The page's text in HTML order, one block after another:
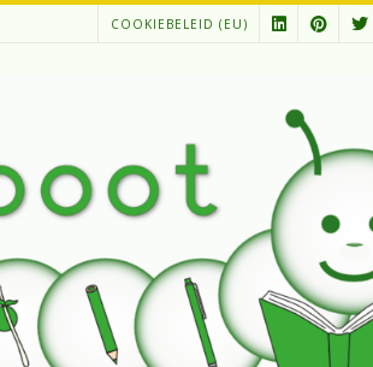
COOKIEBELEID (EU)